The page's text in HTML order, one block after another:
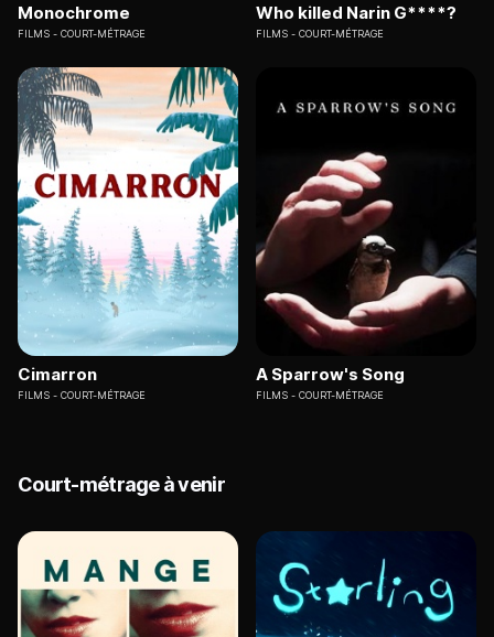
Monochrome
FILMS COURT-MÉTRAGE
Who killed Narin G****?
FILMS COURT-MÉTRAGE
Cimarron
FILMS COURT-MÉTRAGE
A Sparrow's Song
FILMS COURT-MÉTRAGE
Court-métrage à venir